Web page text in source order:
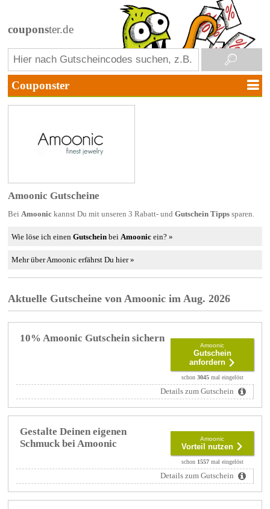
couponster.de
Amoonic Gutscheine
Bei Amoonickannst Du mit unseren 3 Rabatt- und Gutschein Tippssparen.
Wie löse ich einenGutschein bei Amoonic ein? »
Mehr über Amoonic erfährst Du hier »
Aktuelle Gutscheine von Amoonic im Aug. 2026
10% Amoonic Gutschein sichern
Amoonic
Gutschein
anfordern
schon 3045mal eingelöst
Details zum Gutschein
Gestalte Deinen eigenen
Schmuck bei Amoonic
Amoonic
Vorteil nutzen
schon 1557mal eingelöst
Details zum Gutschein